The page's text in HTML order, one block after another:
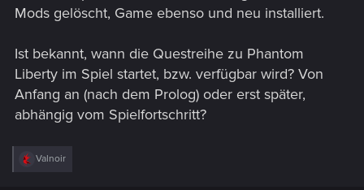
Mods gelöscht, Game ebenso und neu installiert.
Ist bekannt, wann die Questreihe zu Phantom
Liberty im Spiel startet, bzw. verfügbar wird? Von
Anfang an (nach dem Prolog) oder erst später,
abhängig vom Spielfortschritt?
R
Valnoir